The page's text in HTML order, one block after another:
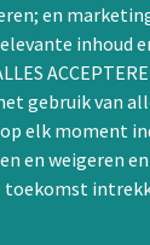
en
inhoud
gebruik van
elk moment
en weigeren
toekomst